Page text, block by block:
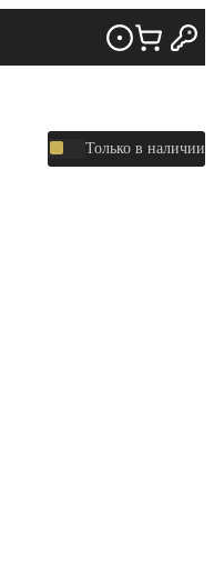
Только в наличии